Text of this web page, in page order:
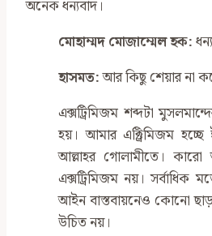
অনেক ধন্যবাদ।
মোহাম্মদ মোজাম্মেল হক:
হাসমত:আর কিছু শেয়ার না
এক্সট্রিমিজম শব্দটা
হয়। আমার এক্ট্রিমিজম
আল্লাহর গোলামীতে। কারো
এক্সট্রিমিজম নয়। সর্বাধিক
আইন বাস্তবায়নেও কোনো
উচিত নয়।